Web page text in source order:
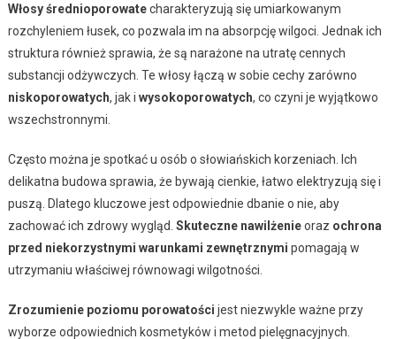
Włosy średnioporowatecharakteryzują się umiarkowanym
rozchyleniem łusek, co pozwala im na absorpcję wilgoci. Jednak ich
struktura również sprawia, że są narażone na utratę cennych
substancji odżywczych. Te włosy łączą w sobie cechy zarówno
niskoporowatych, jak i wysokoporowatych, co czyni je wyjątkowo
wszechstronnymi.
Często można je spotkać u osób o słowiańskich korzeniach. Ich
delikatna budowa sprawia, że bywają cienkie, łatwo elektryzują się i
puszą. Dlatego kluczowe jest odpowiednie dbanie o nie, aby
zachować ich zdrowy wygląd. Skuteczne nawilżenieoraz ochrona
przed niekorzystnymi warunkami zewnętrznymi pomagają w
utrzymaniu właściwej równowagi wilgotności.
Zrozumienie poziomu porowatości jest niezwykle ważne przy
wyborze odpowiednich kosmetyków i metod pielęgnacyjnych.